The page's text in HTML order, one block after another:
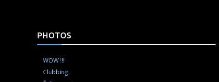
PHOTOS
WOW !!!
Clubbing